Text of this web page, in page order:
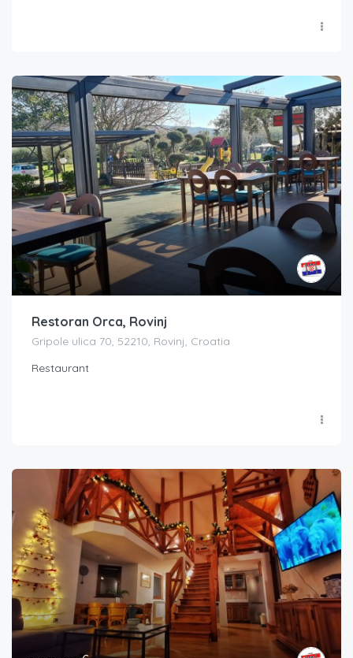
Restoran Orca, Rovinj
Gripole ulica 70, 52210, Rovinj, Croatia
Restaurant